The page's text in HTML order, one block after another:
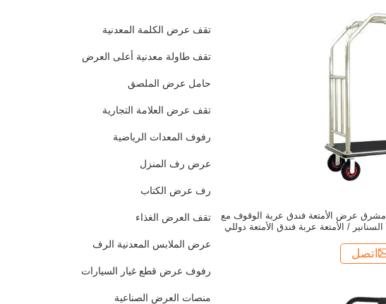
تقف عرض الكلمة المعدنية
تقف طاولة معدنية أعلى العرض
حامل عرض الملصق
تقف عرض العلامة التجارية
رفوف المعدات الرياضية
عرض رف المنزل
رف عرض الكتاب
تقف العرض الغذاء
عرض الملابس المعدنية الرف
رفوف عرض قطع غيار السيارات
منصات العرض الصناعية
مشرق عرض الأمتعة فندق عربة الوقوف مع
السنانير / الأمتعة عربة فندق الأمتعة دوللي
اتصل